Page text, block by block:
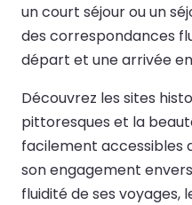
un court séjour ou un
des correspondances
départ et une arrivée
Découvrez les sites
pittoresques et la
facilement accessibles
son engagement
fluidité de ses voyages,